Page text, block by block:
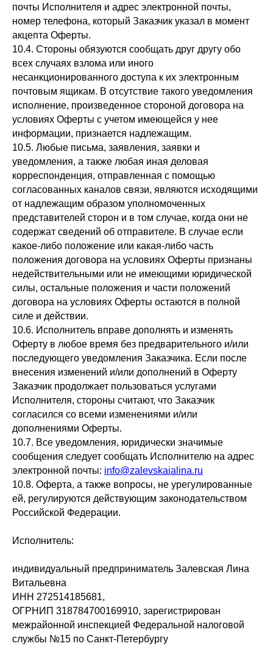
почты Исполнителя и адрес электронной почты,
номер телефона, который Заказчик указал в момент
акцепта Оферты.
10.4. Стороны обязуются сообщать друг другу обо
всех случаях взлома или иного
несанкционированного доступа к их электронным
почтовым ящикам. В отсутствие такого уведомления
исполнение, произведенное стороной договора на
условиях Оферты с учетом имеющейся у нее
информации, признается надлежащим.
10.5. Любые письма, заявления, заявки и
уведомления, а также любая иная деловая
корреспонденция, отправленная с помощью
согласованных каналов связи, являются исходящими
от надлежащим образом уполномоченных
представителей сторон и в том случае, когда они не
содержат сведений об отправителе. В случае если
какое-либо положение или какая-либо часть
положения договора на условиях Оферты признаны
недействительными или не имеющими юридической
силы, остальные положения и части положений
договора на условиях Оферты остаются в полной
силе и действии.
10.6. Исполнитель вправе дополнять и изменять
Оферту в любое время без предварительного и/или
последующего уведомления Заказчика. Если после
внесения изменений и/или дополнений в Оферту
Заказчик продолжает пользоваться услугами
Исполнителя, стороны считают, что Заказчик
согласился со всеми изменениями и/или
дополнениями Оферты.
10.7. Все уведомления, юридически значимые
сообщения следует сообщать Исполнителю на адрес
электронной почты: info@zalevskaialina.ru
10.8. Оферта, а также вопросы, не урегулированные
ей, регулируются действующим законодательством
Российской Федерации.
Исполнитель:
индивидуальный предприниматель Залевская Лина
Витальевна
ИНН 272514185681,
ОГРНИП 318784700169910, зарегистрирован
межрайонной инспекцией Федеральной налоговой
службы №15 по Санкт-Петербургу